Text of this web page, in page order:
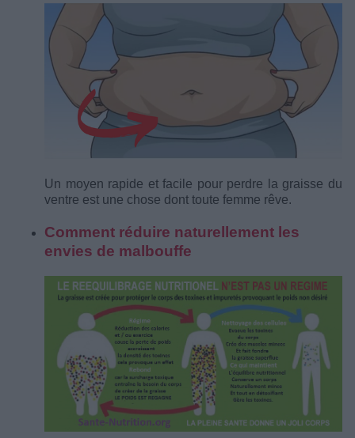
Un moyen rapide et facile pour perdre la graisse du
ventre est une chose dont toute femme rêve.
Comment réduire naturellement les
envies de malbouffe